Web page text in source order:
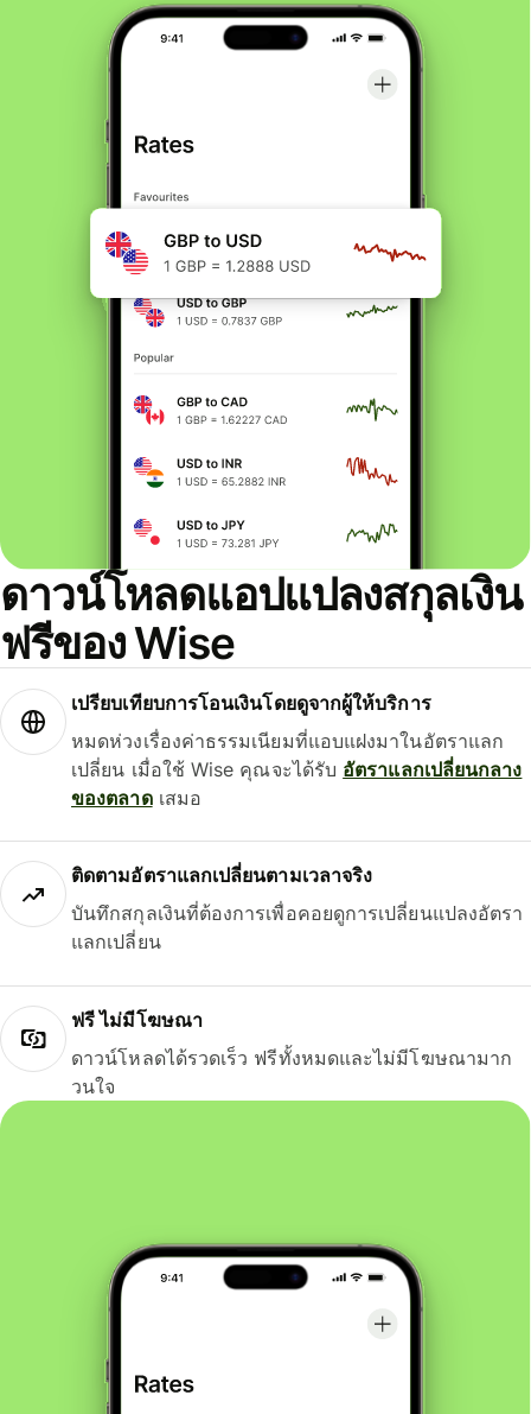
ดาวน์โหลดแอปแปลงสกุลเงิน
ฟรีของ Wise
เปรียบเทียบการโอนเงินโดยดูจากผู้ให้บริการ
หมดห่วงเรื่องค่าธรรมเนียมที่แอบแฝงมาในอัตราแลก
เปลี่ยน เมื่อใช้ Wise คุณจะได้รับ อัตราแลกเปลี่ยนกลาง
ของตลาดเสมอ
ติดตามอัตราแลกเปลี่ยนตามเวลาจริง
บันทึกสกุลเงินที่ต้องการเพื่อคอยดูการเปลี่ยนแปลงอัตรา
แลกเปลี่ยน
ฟรี ไม่มีโฆษณา
ดาวน์โหลดได้รวดเร็ว ฟรีทั้งหมดและไม่มีโฆษณามาก
วนใจ